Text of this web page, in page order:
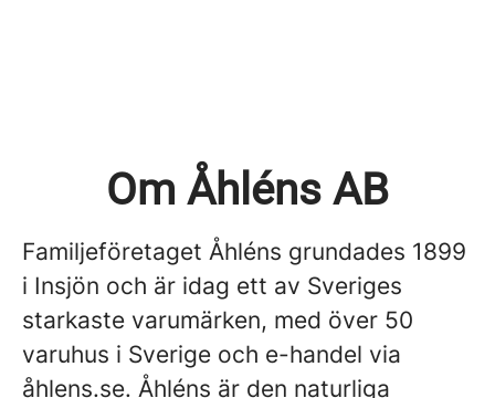
Om Åhléns AB
Familjeföretaget Åhléns grundades 1899
i Insjön och är idag ett av Sveriges
starkaste varumärken, med över 50
varuhus i Sverige och e-handel via
åhlens.se. Åhléns är den naturliga